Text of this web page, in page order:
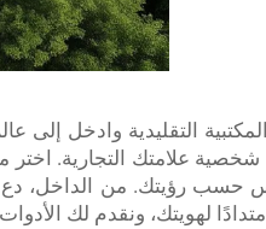
علامتك التجارية. اختر من
لهويتك، ونقدم لك